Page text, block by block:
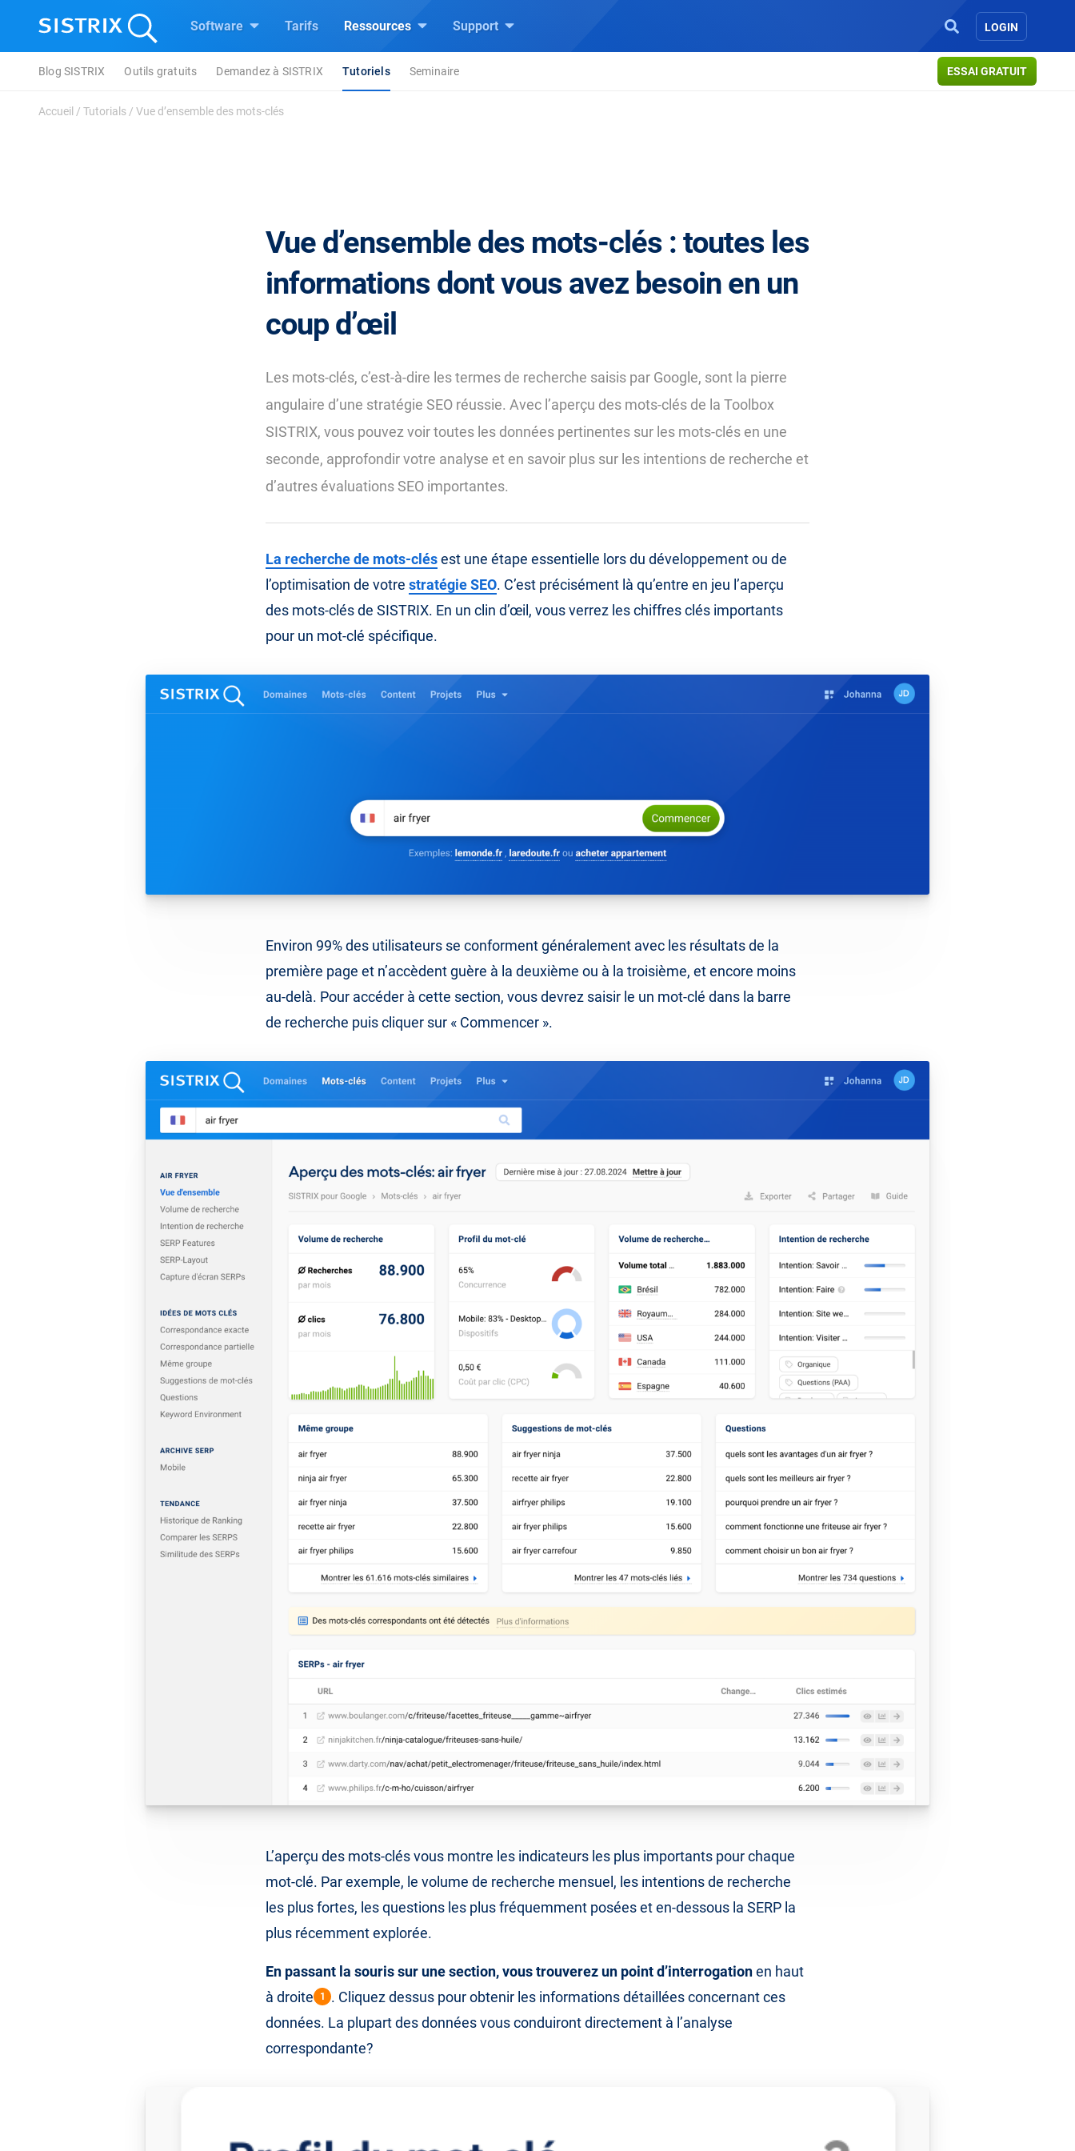
Software Tarifs Ressources Support LOGIN
ESSAI GRATUIT
Blog SISTRIX Outils gratuits Demandez à SISTRIX Tutoriels Seminaire
Accueil / Tutorials / Vue d’ensemble des mots-clés
Vue d’ensemble des mots-clés : toutes les
informations dont vous avez besoin en un
coup d’œil
Les mots-clés, c’est-à-dire les termes de recherche saisis par Google, sont la pierre
angulaire d’une stratégie SEO réussie. Avec l’aperçu des mots-clés de la Toolbox
SISTRIX, vous pouvez voir toutes les données pertinentes sur les mots-clés en une
seconde, approfondir votre analyse et en savoir plus sur les intentions de recherche et
d’autres évaluations SEO importantes.
La recherche de mots-clésest une étape essentielle lors du développement ou de
l’optimisation de votre stratégie SEO. C’est précisément là qu’entre en jeu l’aperçu
des mots-clés de SISTRIX. En un clin d’œil, vous verrez les chiffres clés importants
pour un mot-clé spécifique.
Environ 99% des utilisateurs se conforment généralement avec les résultats de la
première page et n’accèdent guère à la deuxième ou à la troisième, et encore moins
au-delà. Pour accéder à cette section, vous devrez saisir le un mot-clé dans la barre
de recherche puis cliquer sur « Commencer ».
L’aperçu des mots-clés vous montre les indicateurs les plus importants pour chaque
mot-clé. Par exemple, le volume de recherche mensuel, les intentions de recherche
les plus fortes, les questions les plus fréquemment posées et en-dessous la SERP la
plus récemment explorée.
En passant la souris sur une section, vous trouverez un point d’interrogationen haut
à droite
1
. Cliquez dessus pour obtenir les informations détaillées concernant ces
données. La plupart des données vous conduiront directement à l’analyse
correspondante?